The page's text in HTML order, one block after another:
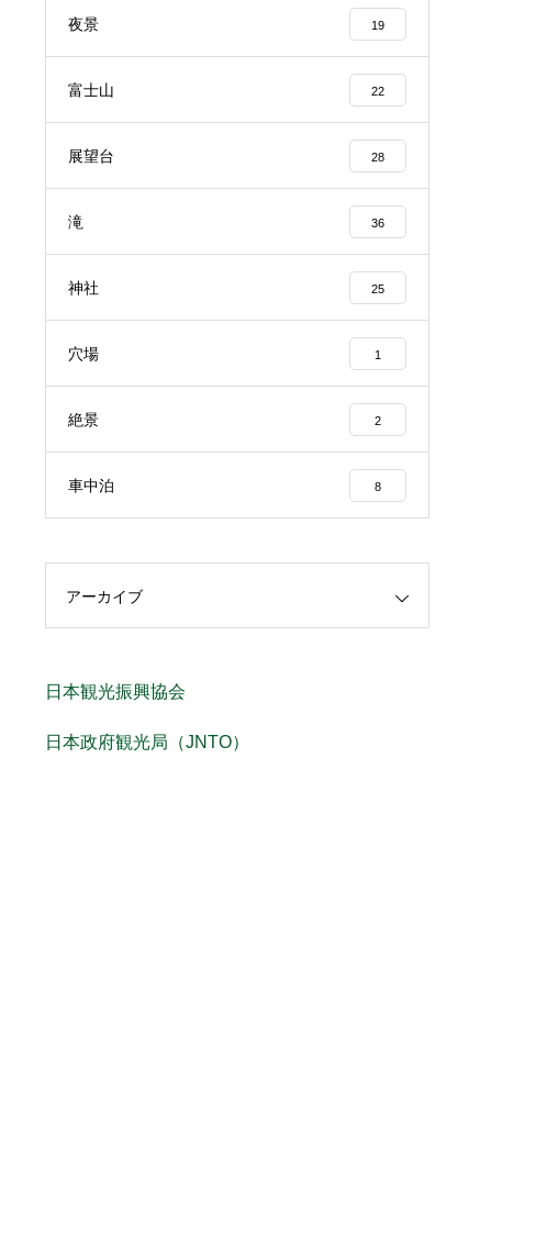
夜景 19
富士山 22
展望台 28
滝 36
神社 25
穴場 1
絶景 2
車中泊 8
アーカイブ
日本観光振興協会
日本政府観光局（JNTO）